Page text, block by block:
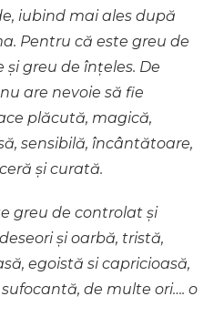
iubind mai ales după
Pentru că este greu de
greu de înțeles. De
are nevoie să fie
plăcută, magică,
sensibilă, încântătoare,
și curată.
greu de controlat și
și oarbă, tristă,
egoistă si capricioasă,
de multe ori…. o